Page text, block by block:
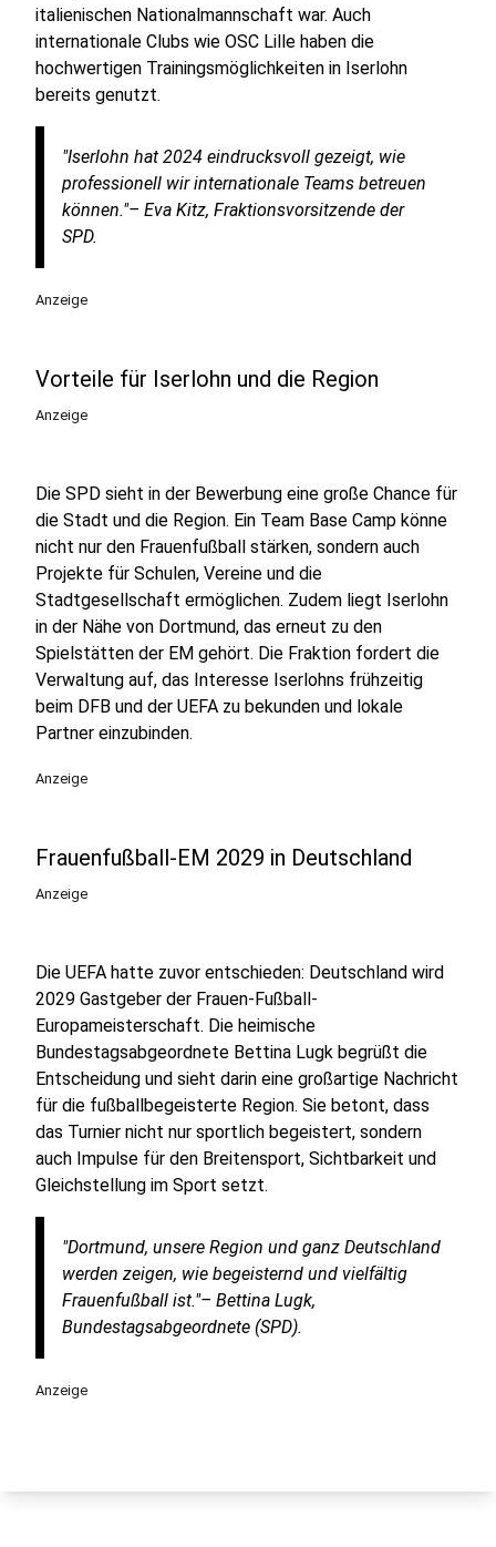
italienischen Nationalmannschaft war. Auch
internationale Clubs wie OSC Lille haben die
hochwertigen Trainingsmöglichkeiten in Iserlohn
bereits genutzt.
"Iserlohn hat 2024 eindrucksvoll gezeigt, wie
professionell wir internationale Teams betreuen
können."– Eva Kitz, Fraktionsvorsitzende der
SPD.
Anzeige
Vorteile für Iserlohn und die Region
Anzeige
Die SPD sieht in der Bewerbung eine große Chance für
die Stadt und die Region. Ein Team Base Camp könne
nicht nur den Frauenfußball stärken, sondern auch
Projekte für Schulen, Vereine und die
Stadtgesellschaft ermöglichen. Zudem liegt Iserlohn
in der Nähe von Dortmund, das erneut zu den
Spielstätten der EM gehört. Die Fraktion fordert die
Verwaltung auf, das Interesse Iserlohns frühzeitig
beim DFB und der UEFA zu bekunden und lokale
Partner einzubinden.
Anzeige
Frauenfußball-EM 2029 in Deutschland
Anzeige
Die UEFA hatte zuvor entschieden: Deutschland wird
2029 Gastgeber der Frauen-Fußball-
Europameisterschaft. Die heimische
Bundestagsabgeordnete Bettina Lugk begrüßt die
Entscheidung und sieht darin eine großartige Nachricht
für die fußballbegeisterte Region. Sie betont, dass
das Turnier nicht nur sportlich begeistert, sondern
auch Impulse für den Breitensport, Sichtbarkeit und
Gleichstellung im Sport setzt.
"Dortmund, unsere Region und ganz Deutschland
werden zeigen, wie begeisternd und vielfältig
Frauenfußball ist."– Bettina Lugk,
Bundestagsabgeordnete (SPD).
Anzeige